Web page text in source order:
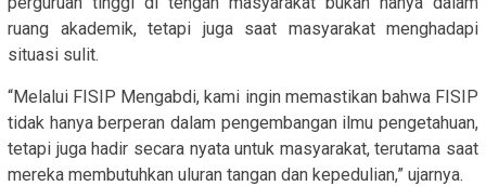
ruang akademik, tetapi juga saat masyarakat menghadapi
situasi sulit.
“Melalui FISIP Mengabdi, kami ingin memastikan bahwa FISIP
tidak hanya berperan dalam pengembangan ilmu pengetahuan,
tetapi juga hadir secara nyata untuk masyarakat, terutama saat
mereka membutuhkan uluran tangan dan kepedulian,” ujarnya.